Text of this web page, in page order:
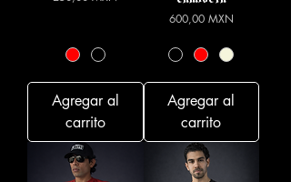
Agregar al
carrito
Precio
600,00 MXN
Agregar al
carrito